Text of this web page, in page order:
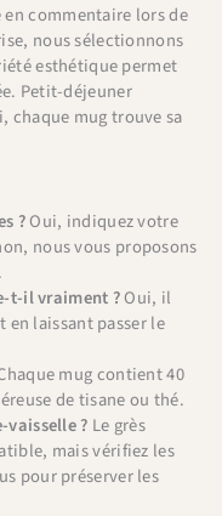
commentaire lors de
nous sélectionnons
esthétique permet
Petit-déjeuner
chaque mug trouve sa
?Oui, indiquez votre
nous vous proposons
t-il vraiment ?Oui, il
laissant passer le
mug contient 40
de tisane ou thé.
vaisselle ? Le grès
mais vérifiez les
pour préserver les